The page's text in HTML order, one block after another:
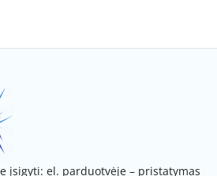
įsigyti: el. parduotvėje – pristatymas